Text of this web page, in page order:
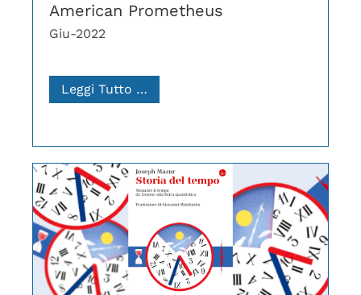
American Prometheus
Giu-2022
Leggi Tutto …